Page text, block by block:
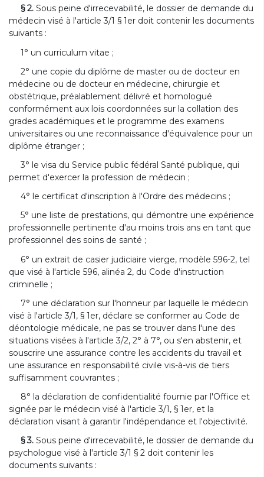
§ 2. Sous peine d'irrecevabilité, le dossier de demande du
médecin visé à l'article 3/1 § 1er doit contenir les documents
suivants :
1° un curriculum vitae ;
2° une copie du diplôme de master ou de docteur en
médecine ou de docteur en médecine, chirurgie et
obstétrique, préalablement délivré et homologué
conformément aux lois coordonnées sur la collation des
grades académiques et le programme des examens
universitaires ou une reconnaissance d'équivalence pour un
diplôme étranger ;
3° le visa du Service public fédéral Santé publique, qui
permet d'exercer la profession de médecin ;
4° le certificat d'inscription à l'Ordre des médecins ;
5° une liste de prestations, qui démontre une expérience
professionnelle pertinente d'au moins trois ans en tant que
professionnel des soins de santé ;
6° un extrait de casier judiciaire vierge, modèle 596-2, tel
que visé à l'article 596, alinéa 2, du Code d'instruction
criminelle ;
7° une déclaration sur l'honneur par laquelle le médecin
visé à l'article 3/1, § 1er, déclare se conformer au Code de
déontologie médicale, ne pas se trouver dans l'une des
situations visées à l'article 3/2, 2° à 7°, ou s'en abstenir, et
souscrire une assurance contre les accidents du travail et
une assurance en responsabilité civile vis-à-vis de tiers
suffisamment couvrantes ;
8° la déclaration de confidentialité fournie par l'Office et
signée par le médecin visé à l'article 3/1, § 1er, et la
déclaration visant à garantir l'indépendance et l'objectivité.
§ 3. Sous peine d'irrecevabilité, le dossier de demande du
psychologue visé à l'article 3/1 § 2 doit contenir les
documents suivants :